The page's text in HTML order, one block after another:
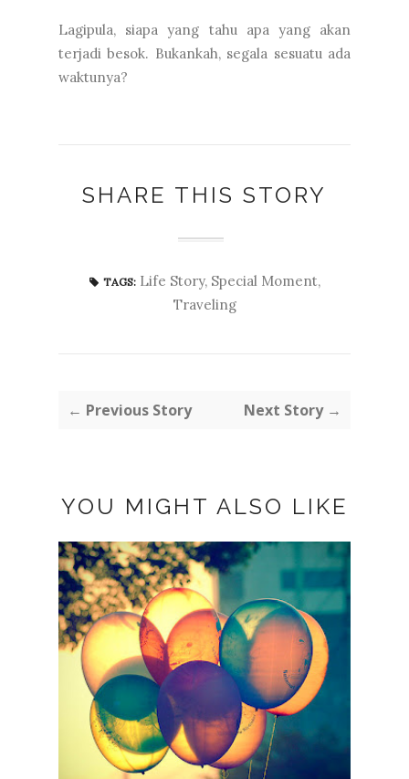
Lagipula, siapa yang tahu apa yang akan
terjadi besok. Bukankah, segala sesuatu ada
waktunya?
SHARE THIS STORY
TAGS: Life Story, Special Moment,
Traveling
← Previous Story Next Story →
YOU MIGHT ALSO LIKE